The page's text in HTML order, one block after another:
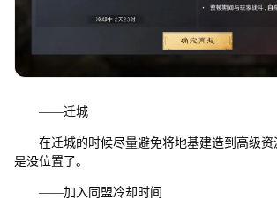
——迁城
在迁城的时候尽量避免将地基建造到高级资
是没位置了。
——加入同盟冷却时间